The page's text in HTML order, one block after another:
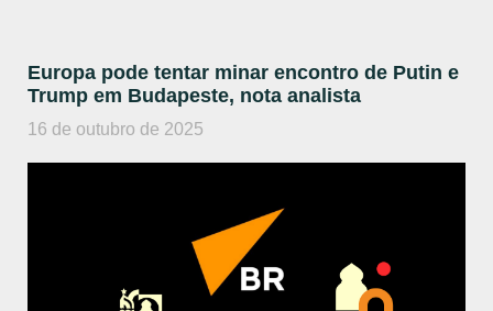
Europa pode tentar minar encontro de Putin e
Trump em Budapeste, nota analista
16 de outubro de 2025